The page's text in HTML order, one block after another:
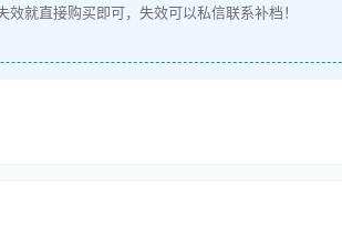
就直接购买即可，失效可以私信联系补档！